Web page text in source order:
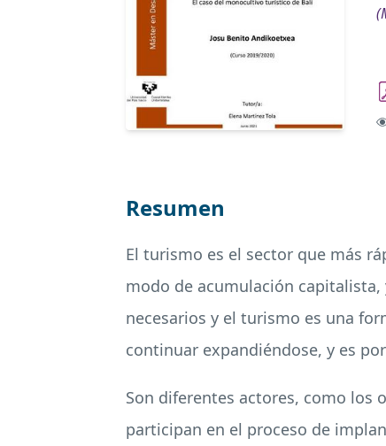
Resumen
El turismo es el sector que más
modo de acumulación
necesarios y el turismo es una
continuar expandiéndose, y es
Son diferentes actores, como los
participan en el proceso de